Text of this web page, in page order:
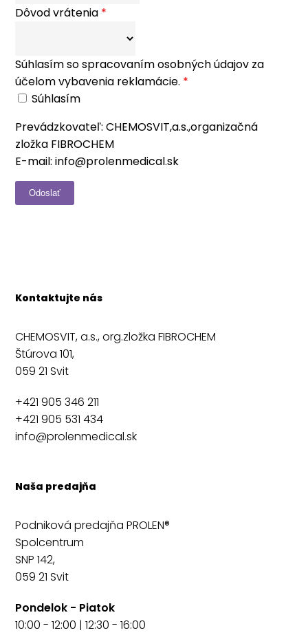
Dôvod vrátenia *
Súhlasím so spracovaním osobných údajov za
účelom vybavenia reklamácie. *
Súhlasím
Prevádzkovateľ: CHEMOSVIT,a.s.,organizačná
zložka FIBROCHEM
E-mail: info@prolenmedical.sk
Kontaktujte nás
CHEMOSVIT, a.s., org.zložka FIBROCHEM
Štúrova 101,
059 21 Svit
+421 905 346 211
+421 905 531 434
info@prolenmedical.sk
Naša predajňa
Podniková predajňa PROLEN®
Spolcentrum
SNP 142,
059 21 Svit
Pondelok - Piatok
10:00 - 12:00 | 12:30 - 16:00